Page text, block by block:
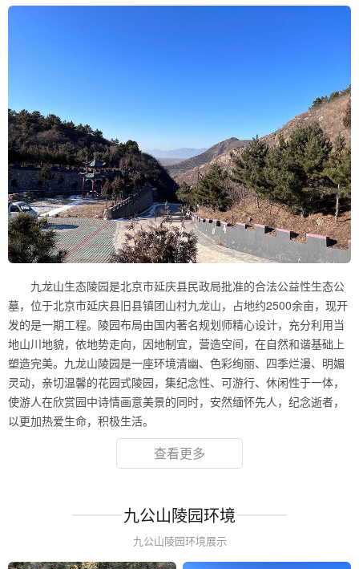
九龙山生态陵园是北京市延庆县民政局批准的合法公益性生态公
墓，位于北京市延庆县旧县镇团山村九龙山，占地约2500余亩，现开
发的是一期工程。陵园布局由国内著名规划师精心设计，充分利用当
地山川地貌，依地势走向，因地制宜，营造空间，在自然和谐基础上
塑造完美。九龙山陵园是一座环境清幽、色彩绚丽、四季烂漫、明媚
灵动，亲切温馨的花园式陵园，集纪念性、可游行、休闲性于一体，
使游人在欣赏园中诗情画意美景的同时，安然缅怀先人，纪念逝者，
以更加热爱生命，积极生活。
查看更多
九公山陵园环境
九公山陵园环境展示